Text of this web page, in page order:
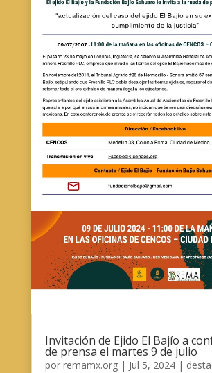
Invitación de Ejido El Bajío a
de prensa el martes 9 de julio
por remamx.org| Jul 5, 2024|